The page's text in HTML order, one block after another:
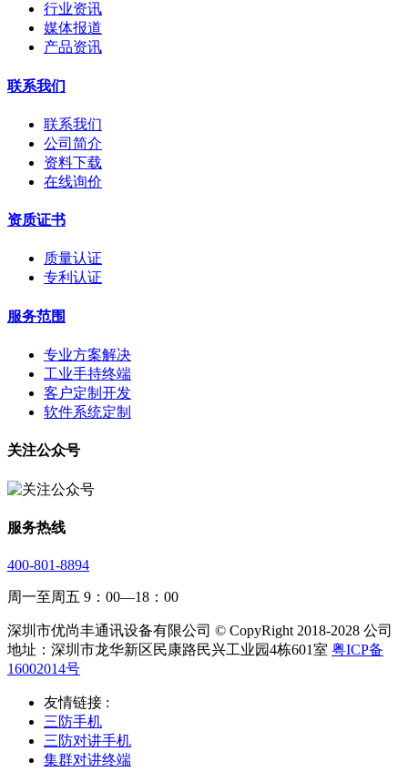
行业资讯
媒体报道
产品资讯
联系我们
联系我们
公司简介
资料下载
在线询价
资质证书
质量认证
专利认证
服务范围
专业方案解决
工业手持终端
客户定制开发
软件系统定制
关注公众号
服务热线
400-801-8894
周一至周五 9：00—18：00
深圳市优尚丰通讯设备有限公司 © CopyRight 2018-2028 公司
地址：深圳市龙华新区民康路民兴工业园4栋601室 粤ICP备
16002014号
友情链接 :
三防手机
三防对讲手机
集群对讲终端